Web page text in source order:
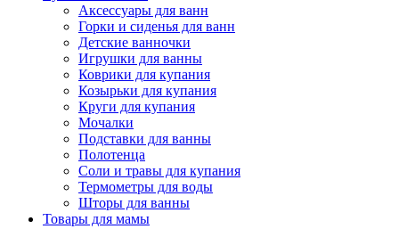
Аксессуары для ванн
Горки и сиденья для ванн
Детские ванночки
Игрушки для ванны
Коврики для купания
Козырьки для купания
Круги для купания
Мочалки
Подставки для ванны
Полотенца
Соли и травы для купания
Термометры для воды
Шторы для ванны
Товары для мамы